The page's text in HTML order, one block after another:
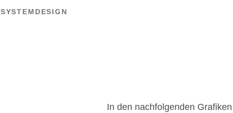
SYSTEMDESIGN
In den nachfolgenden